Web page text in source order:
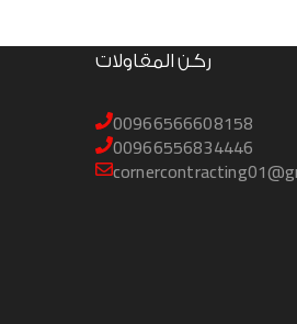
ركن المقاولات
00966566608158
00966556834446